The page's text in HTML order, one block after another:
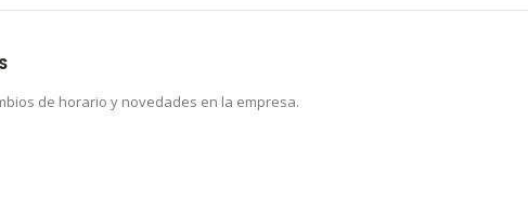
de horario y novedades en la empresa.